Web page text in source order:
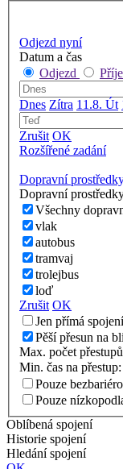
Odjezd nyní
Datum a čas
Odjezd
Dnes Zítra 11.8. Út
Zrušit OK
Rozšířené zadání
Dopravní
Dopravní
Všechny
vlak
autobus
tramvaj
trolejbus
loď
Zrušit OK
Jen přímá spojení
Pěší přesun na
Max. počet
Min. čas na přestup:
Pouze
Pouze
Oblíbená spojení
Historie spojení
Hledání spojení